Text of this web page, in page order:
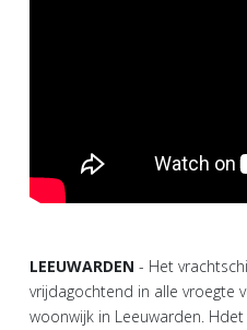
LEEUWARDEN - Het
vrijdagochtend in alle vroegte
woonwijk in Leeuwarden.